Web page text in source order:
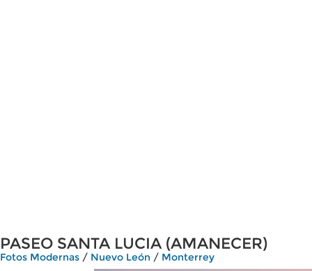
PASEO SANTA LUCIA (AMANECER)
Fotos Modernas / Nuevo León / Monterrey